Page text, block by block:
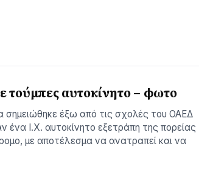
τούμπες αυτοκίνητο – φωτο
σημειώθηκε έξω από τις σχολές του ΟΑΕΔ
ένα Ι.Χ. αυτοκίνητο εξετράπη της πορείας
με αποτέλεσμα να ανατραπεί και να